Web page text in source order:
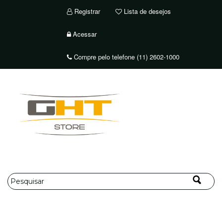
Registrar Lista de desejos
Acessar
Compre pelo telefone (11) 2602-1000